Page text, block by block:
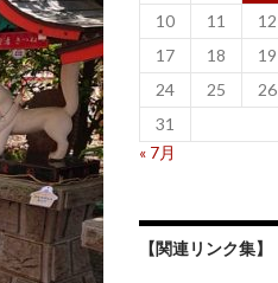
10
11 12
17
18 19
24
25 26
31
« 7月
【関連リンク集】